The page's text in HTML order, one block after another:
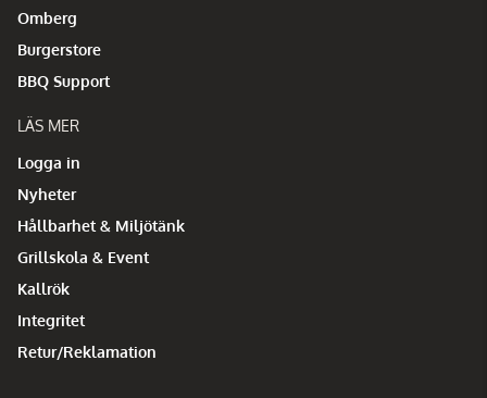
Omberg
Burgerstore
BBQ Support
LÄS MER
Logga in
Nyheter
Hållbarhet & Miljötänk
Grillskola & Event
Kallrök
Integritet
Retur/Reklamation